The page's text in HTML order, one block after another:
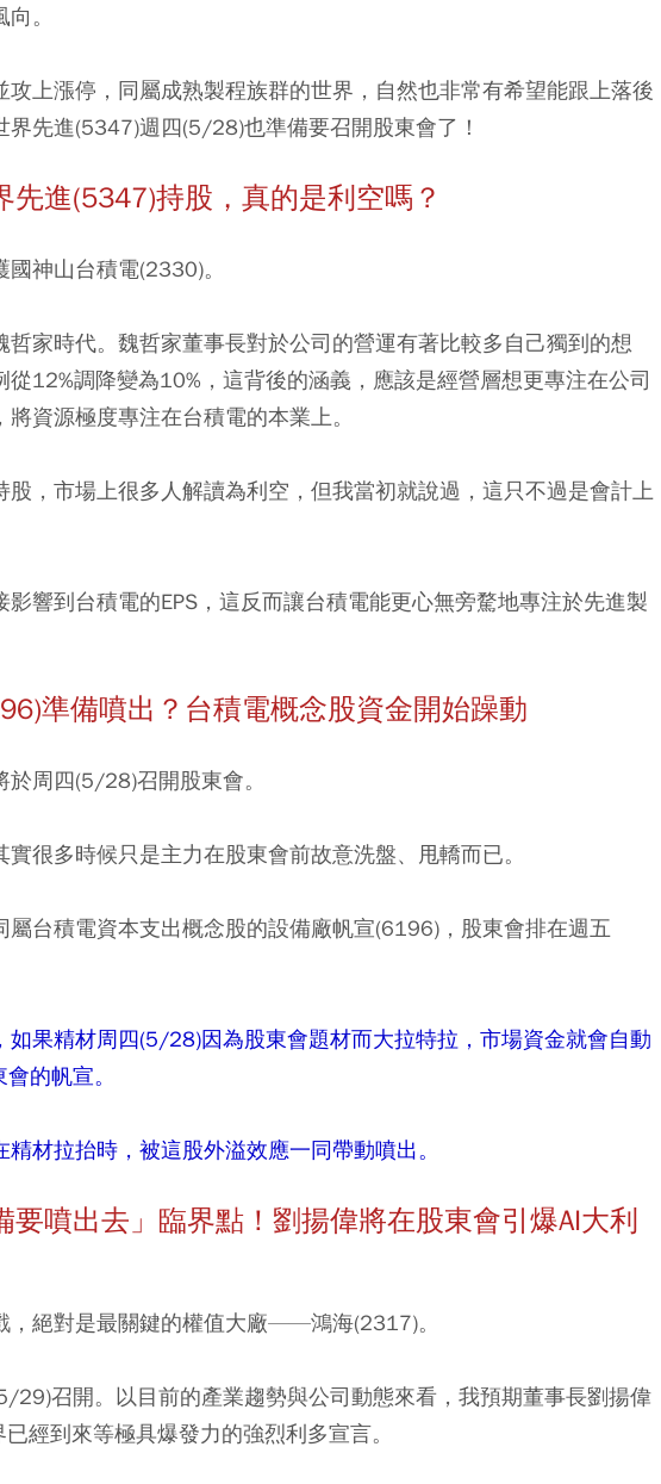
。
上漲停，同屬成熟製程族群的世界，自然也非常有希望能跟上落後
先進(5347)週四(5/28)也準備要召開股東會了！
先進(5347)持股，真的是利空嗎？
神山台積電(2330)。
家時代。魏哲家董事長對於公司的營運有著比較多自己獨到的想
12%調降變為10%，這背後的涵義，應該是經營層想更專注在公司
資源極度專注在台積電的本業上。
，市場上很多人解讀為利空，但我當初就說過，這只不過是會計上
響到台積電的EPS，這反而讓台積電能更心無旁騖地專注於先進製
準備噴出？台積電概念股資金開始躁動
周四(5/28)召開股東會。
很多時候只是主力在股東會前故意洗盤、甩轎而已。
屬台積電資本支出概念股的設備廠帆宣(6196)，股東會排在週五
如果精材周四(5/28)因為股東會題材而大拉特拉，市場資金就會自動
的帆宣。
材拉抬時，被這股外溢效應一同帶動噴出。
噴出去」臨界點！劉揚偉將在股東會引爆AI大利
，絕對是最關鍵的權值大廠——鴻海(2317)。
29)召開。以目前的產業趨勢與公司動態來看，我預期董事長劉揚偉
經到來等極具爆發力的強烈利多宣言。